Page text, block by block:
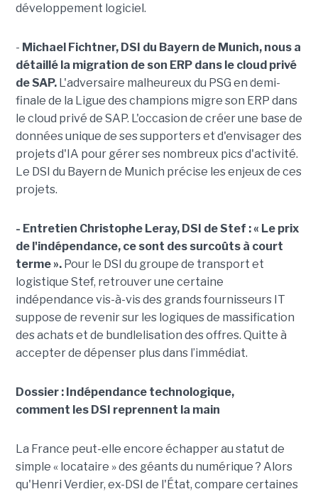
développement logiciel.
- Michael Fichtner, DSI du Bayern de Munich, nous a
détaillé la migration de son ERP dans le cloud privé
de SAP. L'adversaire malheureux du PSG en demi-
finale de la Ligue des champions migre son ERP dans
le cloud privé de SAP. L'occasion de créer une base de
données unique de ses supporters et d'envisager des
projets d'IA pour gérer ses nombreux pics d'activité.
Le DSI du Bayern de Munich précise les enjeux de ces
projets.
- Entretien Christophe Leray, DSI de Stef :« Le prix
de l'indépendance, ce sont des surcoûts à court
terme ». Pour le DSI du groupe de transport et
logistique Stef, retrouver une certaine
indépendance vis-à-vis des grands fournisseurs IT
suppose de revenir sur les logiques de massification
des achats et de bundlelisation des offres. Quitte à
accepter de dépenser plus dans l’immédiat.
Dossier : Indépendance technologique,
comment les DSI reprennent la main
La France peut-elle encore échapper au statut de
simple « locataire » des géants du numérique ? Alors
qu'Henri Verdier, ex-DSI de l'État, compare certaines